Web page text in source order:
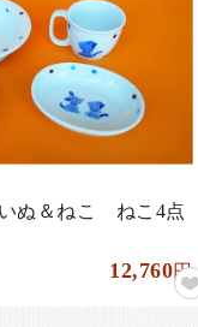
ぬ＆ねこ ねこ4点
12,760円